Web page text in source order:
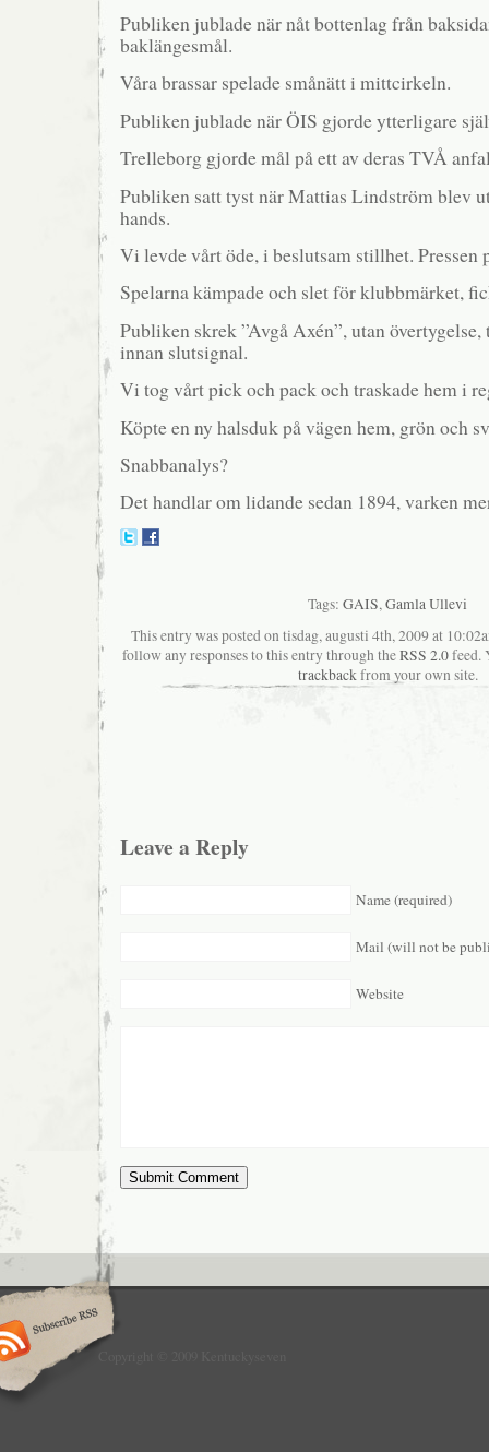
Publiken jublade när nåt bottenlag från
baklängesmål.
Våra brassar spelade smånätt i mittcirkeln.
Publiken jublade när ÖIS gjorde ytterligare
Trelleborg gjorde mål på ett av deras TVÅ
Publiken satt tyst när Mattias Lindström blev
hands.
Vi levde vårt öde, i beslutsam stillhet. Pressen
Spelarna kämpade och slet för klubbmärket,
Publiken skrek ”Avgå Axén”, utan övertygelse,
innan slutsignal.
Vi tog vårt pick och pack och traskade hem i
Köpte en ny halsduk på vägen hem, grön och
Snabbanalys?
Det handlar om lidande sedan 1894, varken
Tags: GAIS,Gamla Ullevi
This entry was posted on tisdag, augusti 4th, 2009 at
follow any responses to this entry through theRSS 2.0feed.
trackbackfrom your own site.
Leave a Reply
Name (required)
Mail (will not be
Website